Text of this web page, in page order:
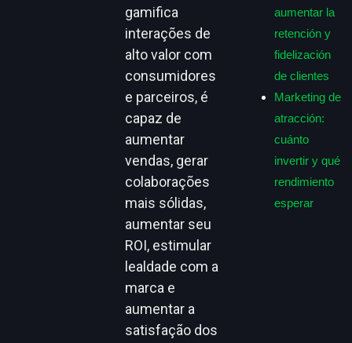
gamifica
interações de
alto valor com
consumidores
e parceiros, é
capaz de
aumentar
vendas, gerar
colaborações
mais sólidas,
aumentar seu
ROI, estimular
lealdade com a
marca e
aumentar a
satisfação dos
aumentar la
retención y
fidelización
de clientes
Marketing de
atracción:
cuánto
invertir y qué
rendimiento
esperar